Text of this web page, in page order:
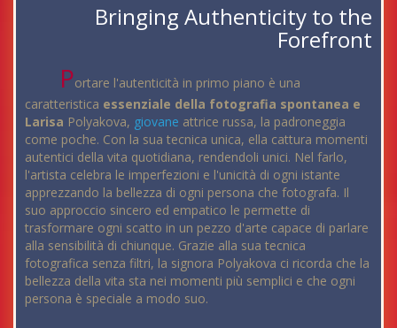
Bringing Authenticity to the
Forefront
Portare l'autenticità in primo piano è una
caratteristica essenziale della fotografia spontanea e
Larisa Polyakova, giovane attrice russa, la padroneggia
come poche. Con la sua tecnica unica, ella cattura momenti
autentici della vita quotidiana, rendendoli unici. Nel farlo,
l'artista celebra le imperfezioni e l'unicità di ogni istante
apprezzando la bellezza di ogni persona che fotografa. Il
suo approccio sincero ed empatico le permette di
trasformare ogni scatto in un pezzo d'arte capace di parlare
alla sensibilità di chiunque. Grazie alla sua tecnica
fotografica senza filtri, la signora Polyakova ci ricorda che la
bellezza della vita sta nei momenti più semplici e che ogni
persona è speciale a modo suo.